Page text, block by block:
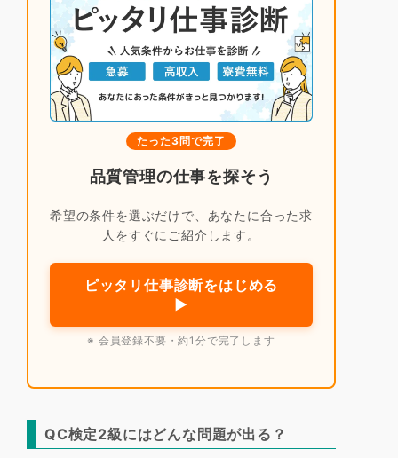
たった3問で完了
品質管理の仕事を探そう
希望の条件を選ぶだけで、あなたに合った求
人をすぐにご紹介します。
ピッタリ仕事診断をはじめる
▶
※ 会員登録不要・約1分で完了します
QC検定2級にはどんな問題が出る？